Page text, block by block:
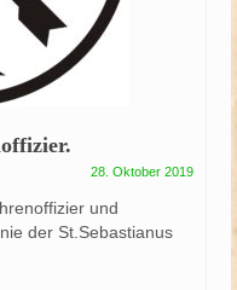
28. Oktober 2019
und
der St.Sebastianus